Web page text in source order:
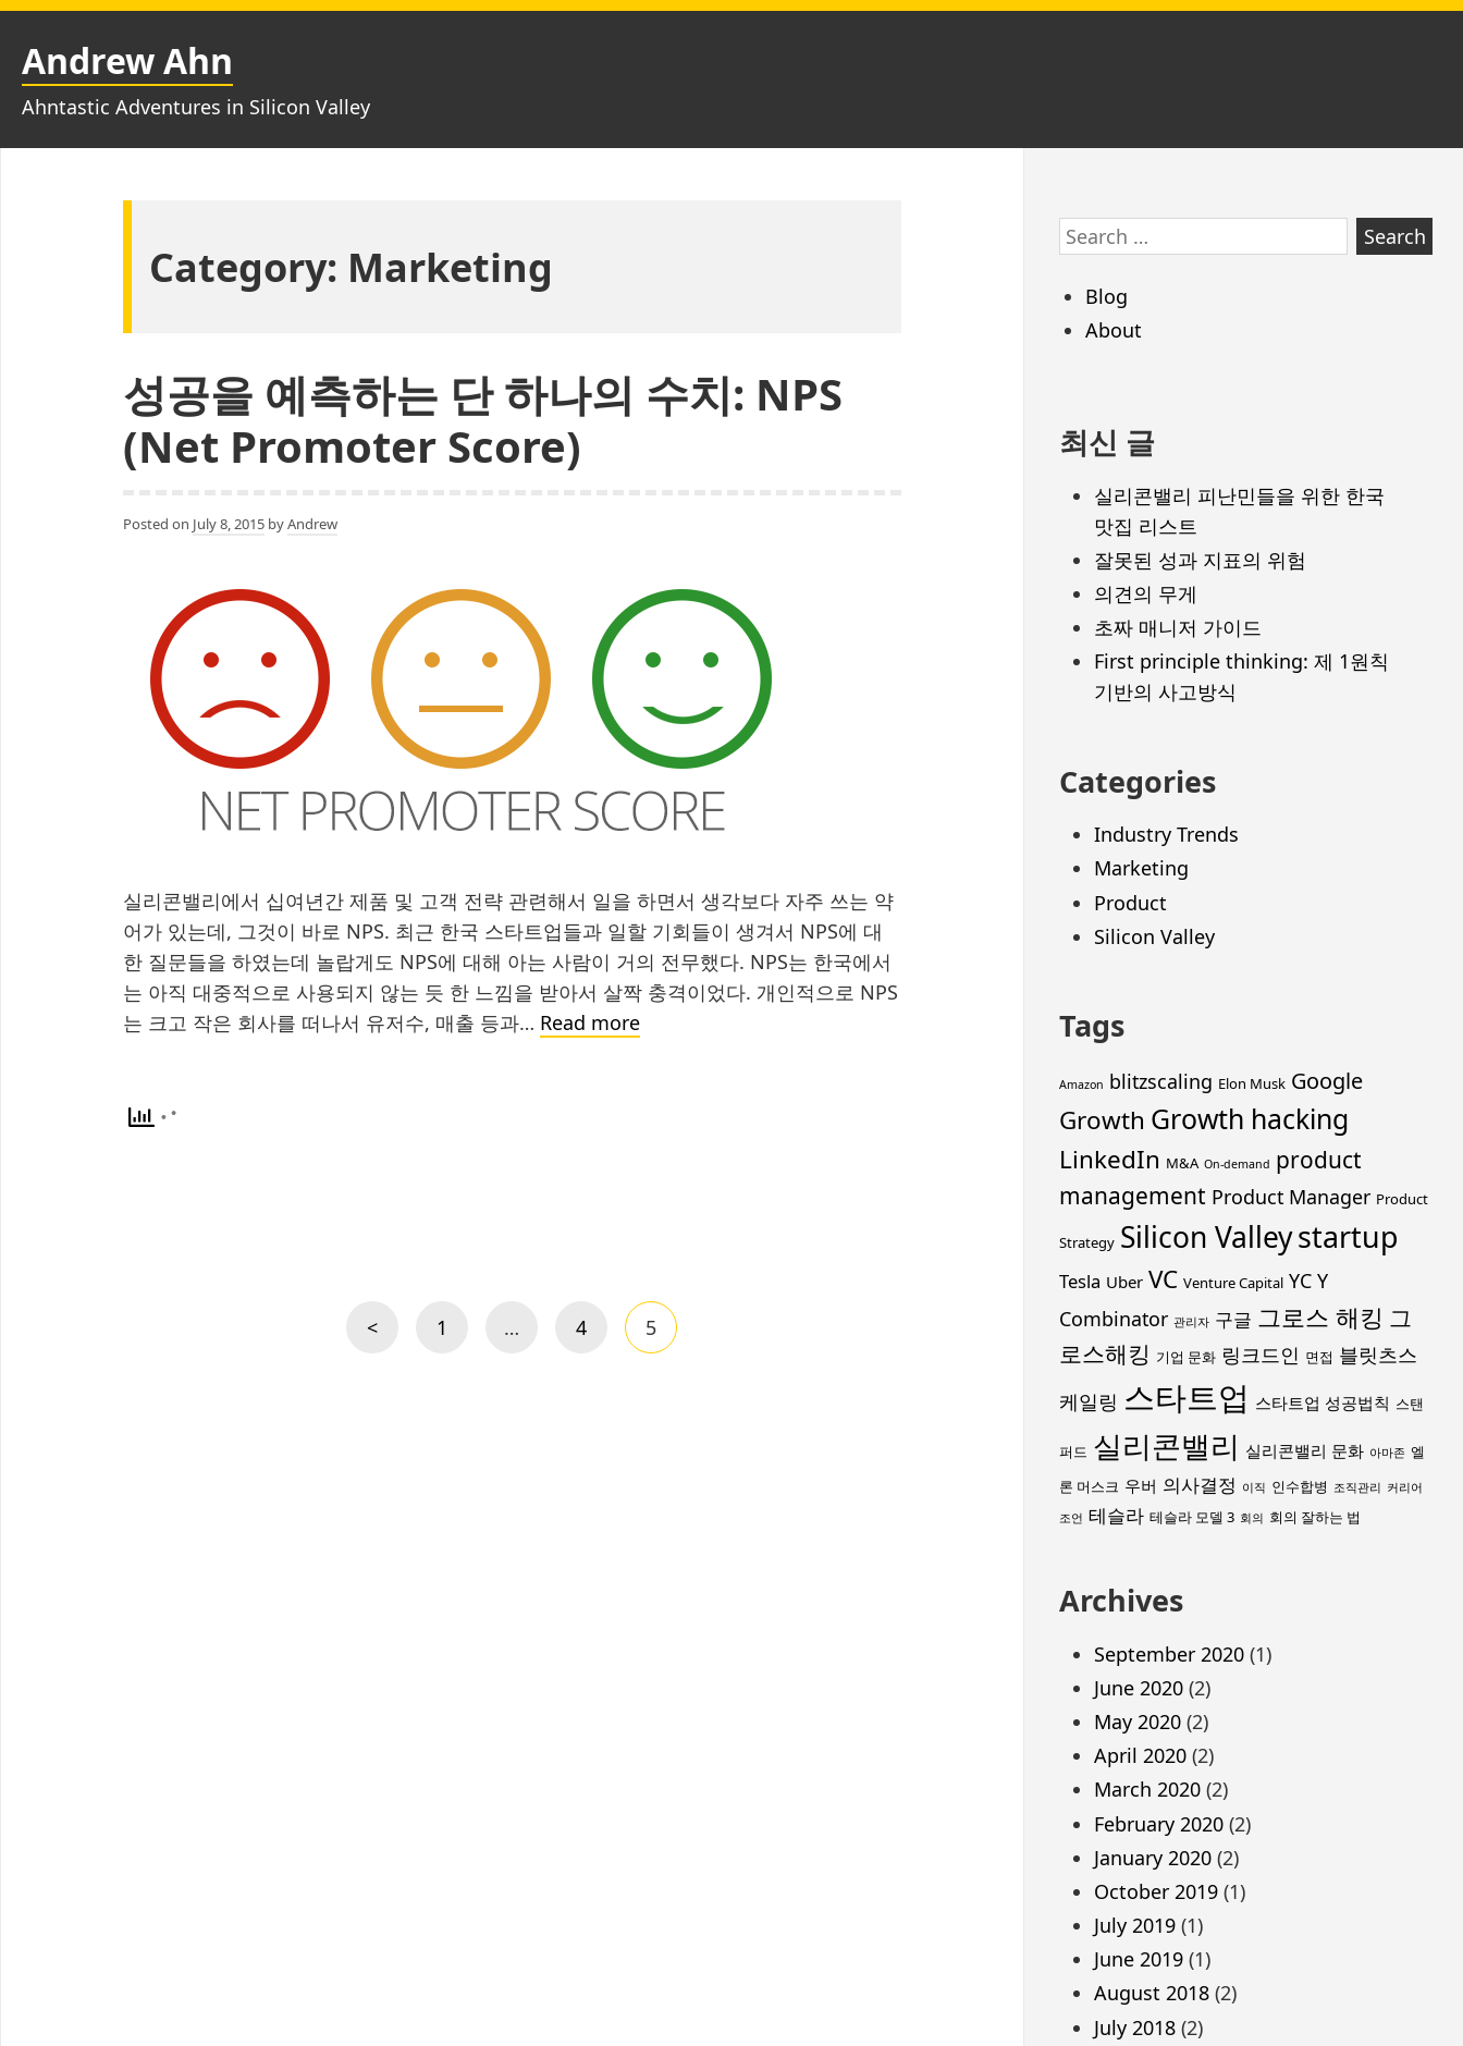
Skip
content
Andrew Ahn
Ahntastic Adventures in Silicon Valley
Category: Marketing
성공을 예측하는 단 하나의 수치: NPS
(Net Promoter Score)
Posted on July 8, 2015 byAndrew
실리콘밸리에서 십여년간 제품 및 고객 전략 관련해서 일을 하면서 생각보다 자주 쓰는 약
어가 있는데, 그것이 바로 NPS. 최근 한국 스타트업들과 일할 기회들이 생겨서 NPS에 대
한 질문들을 하였는데 놀랍게도 NPS에 대해 아는 사람이 거의 전무했다. NPS는 한국에서
는 아직 대중적으로 사용되지 않는 듯 한 느낌을 받아서 살짝 충격이었다. 개인적으로 NPS
는 크고 작은 회사를 떠나서 유저수, 매출 등과… Read more성
나
의
수
Previous
<
Page
1 …
Page
4
Page
5
Skip
to
footer
Search
for:
Blog
About
최신 글
실리콘밸리 피난민들을 위한 한국
맛집 리스트
잘못된 성과 지표의 위험
의견의 무게
초짜 매니저 가이드
First principle thinking: 제 1원칙
기반의 사고방식
Categories
Industry Trends
Marketing
Product
Silicon Valley
Tags
Amazon blitzscaling Elon Musk Google
Growth Growth hacking
LinkedIn M&A On-demand product
management Product Manager Product
Strategy Silicon Valleystartup
Tesla Uber VC Venture Capital YC Y
Combinator 관리자 구글 그로스 해킹 그
로스해킹 기업 문화 링크드인 면접 블릿츠스
케일링 스타트업 스타트업 성공법칙 스탠
퍼드 실리콘밸리 실리콘밸리 문화 아마존 엘
론 머스크 우버 의사결정 이직 인수합병 조직관리 커리어
조언 테슬라 테슬라 모델 3 회의 회의 잘하는 법
Archives
September 2020(1)
June 2020(2)
May 2020(2)
April 2020(2)
March 2020(2)
February 2020(2)
January 2020(2)
October 2019(1)
July 2019(1)
June 2019(1)
August 2018(2)
July 2018(2)